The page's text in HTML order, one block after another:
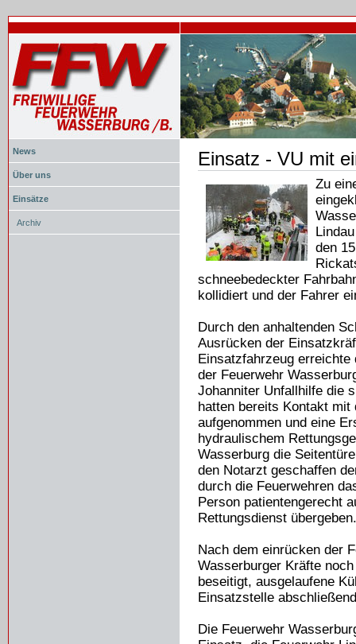
News
Über uns
Einsätze
Archiv
Einsatz - VU mit
Document
Actions
Zu
den
schneebedeckter
kollidiert und der Fahrer
Durch den anhaltenden
Ausrücken der
Einsatzfahrzeug
der Feuerwehr
Johanniter Unfallhilfe die
hatten bereits Kontakt
aufgenommen und eine
hydraulischem
Wasserburg die
den Notarzt geschaffen
durch die Feuerwehren
Person patientengerecht
Rettungsdienst
Nach dem einrücken der
Wasserburger Kräfte
beseitigt, ausgelaufene
Einsatzstelle
Die Feuerwehr